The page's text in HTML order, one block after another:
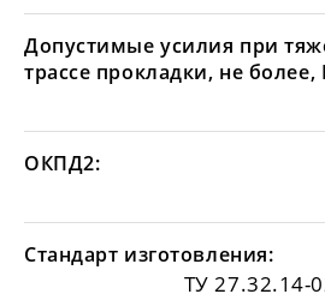
Допустимые усилия при
трассе прокладки, не более,
ОКПД2:
Стандарт изготовления:
ТУ 27.32.14-